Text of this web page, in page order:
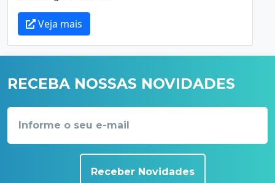
Veja mais
RECEBA NOSSAS NOVIDADES
Receber Novidades